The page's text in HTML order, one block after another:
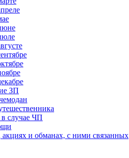
ЗП
в случае ЧП
и обманах, с ними связанных